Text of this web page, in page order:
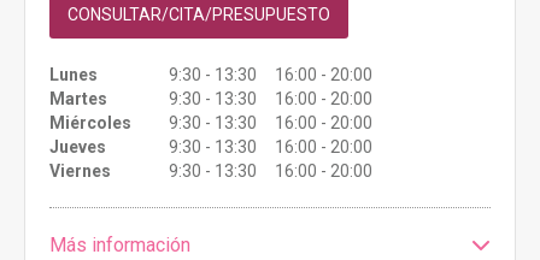
CONSULTAR/CITA/PRESUPUESTO
Lunes
9:30 - 13:30 16:00 - 20:00
Martes
9:30 - 13:30 16:00 - 20:00
Miércoles
9:30 - 13:30 16:00 - 20:00
Jueves
9:30 - 13:30 16:00 - 20:00
Viernes
9:30 - 13:30 16:00 - 20:00
Más información